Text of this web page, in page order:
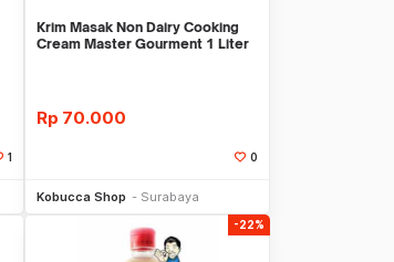
1
Krim Masak Non Dairy Cooking
Cream Master Gourment 1 Liter
Rp 70.000
0
Kobucca Shop Surabaya
-22%